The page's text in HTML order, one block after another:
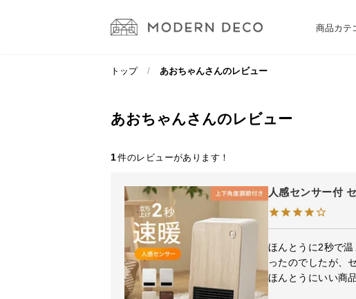
商品カテ
トップ あおちゃんさんのレビュー
あおちゃんさんのレビュー
1
人感センサー付
ほんとうに2秒で
ったのでしたが、
ほんとうにいい商